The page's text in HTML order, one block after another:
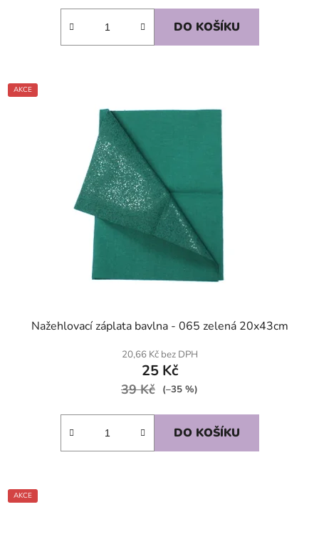
DO KOŠÍKU
AKCE
Nažehlovací záplata bavlna - 065 zelená 20x43cm
20,66 Kč bez DPH
25 Kč
39 Kč (–35 %)
DO KOŠÍKU
AKCE